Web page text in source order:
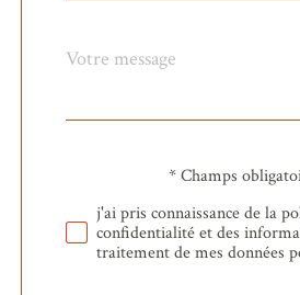
Fieldset
défaut
Message
Validation
* Champs
j'ai pris connaissance de la
confidentialité et des
traitement de mes données